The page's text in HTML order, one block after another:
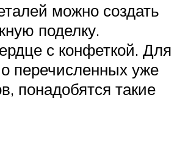
можно создать
поделку.
с конфеткой. Для
перечисленных уже
понадобятся такие